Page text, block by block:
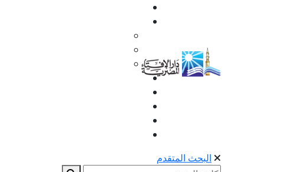
البحث المتقدم